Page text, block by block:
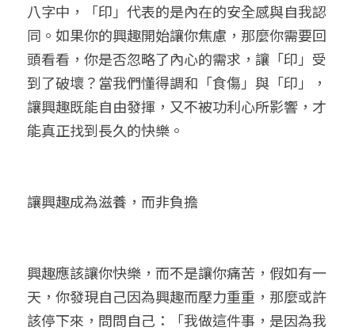
八字中，「印」代表的是內在的安全感與自我認
同。如果你的興趣開始讓你焦慮，那麼你需要回
頭看看，你是否忽略了內心的需求，讓「印」受
到了破壞？當我們懂得調和「食傷」與「印」，
讓興趣既能自由發揮，又不被功利心所影響，才
能真正找到長久的快樂。
讓興趣成為滋養，而非負擔
興趣應該讓你快樂，而不是讓你痛苦，假如有一
天，你發現自己因為興趣而壓力重重，那麼或許
該停下來，問問自己：「我做這件事，是因為我